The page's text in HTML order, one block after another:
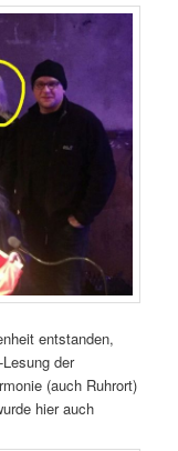
entstanden,
der
(auch Ruhrort)
hier auch